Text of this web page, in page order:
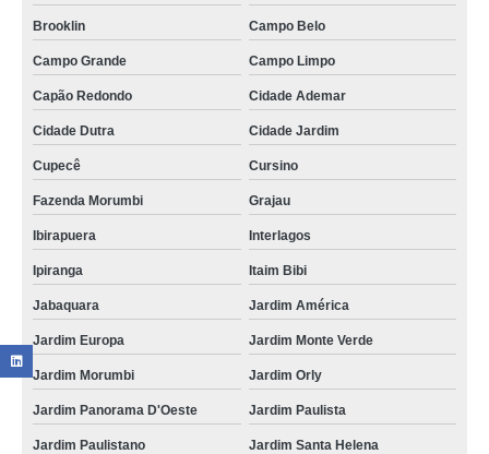
Brooklin Campo Belo
Campo Grande Campo Limpo
Capão Redondo Cidade Ademar
Cidade Dutra Cidade Jardim
Cupecê Cursino
Fazenda Morumbi Grajau
Ibirapuera Interlagos
Ipiranga Itaim Bibi
Jabaquara Jardim América
Jardim Europa Jardim Monte Verde
Jardim Morumbi Jardim Orly
Jardim Panorama D'Oeste Jardim Paulista
Jardim Paulistano Jardim Santa Helena